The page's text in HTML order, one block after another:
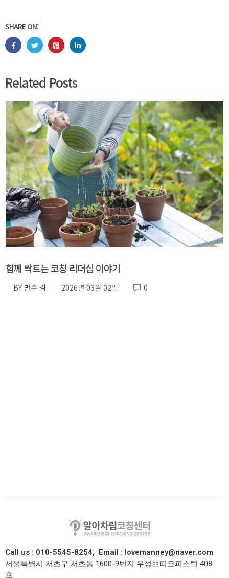
SHARE ON:
Related Posts
함께 싹트는 코칭 리더십 이야기
BY 만수 김 2026년 03월 02일 0
Call us : 010-5545-8254, Email : lovemanney@naver.com
서울특별시 서초구 서초동 1600-9번지 우성쁘띠오피스텔 408
호